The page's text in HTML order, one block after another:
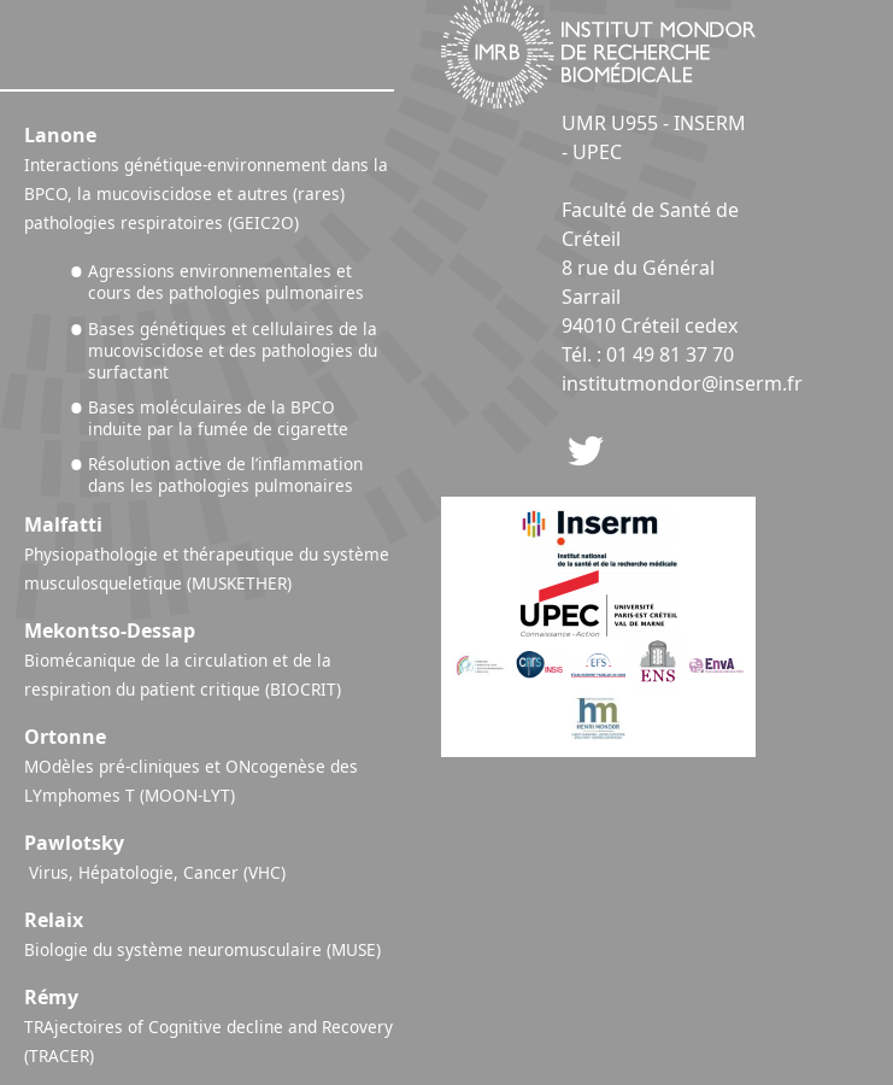
Lanone
Interactions génétique-environnement dans la
BPCO, la mucoviscidose et autres (rares)
pathologies respiratoires (GEIC2O)
Agressions environnementales et
cours des pathologies pulmonaires
Bases génétiques et cellulaires de la
mucoviscidose et des pathologies du
surfactant
Bases moléculaires de la BPCO
induite par la fumée de cigarette
Résolution active de l’inflammation
dans les pathologies pulmonaires
Malfatti
Physiopathologie et thérapeutique du système
musculosqueletique (MUSKETHER)
Mekontso-Dessap
Biomécanique de la circulation et de la
respiration du patient critique (BIOCRIT)
Ortonne
MOdèles pré-cliniques et ONcogenèse des
LYmphomes T (MOON-LYT)
Pawlotsky
​ Virus, Hépatologie, Cancer (VHC)
Relaix
Biologie du système neuromusculaire (MUSE)
Rémy
TRAjectoires of Cognitive decline and Recovery
(TRACER)
UMR U955 - INSERM
- UPEC
Faculté de Santé de
Créteil
8 rue du Général
Sarrail
94010 Créteil cedex
Tél. : 01 49 81 37 70
institutmondor@inserm.fr